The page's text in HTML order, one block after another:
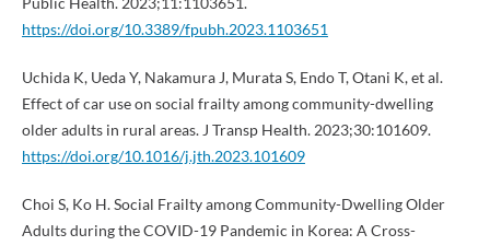
https://doi.org/10.3389/fpubh.2023.1103651
Uchida K, Ueda Y, Nakamura J, Murata S, Endo T, Otani K, et al.
Effect of car use on social frailty among community-dwelling
older adults in rural areas. J Transp Health. 2023;30:101609.
https://doi.org/10.1016/j.jth.2023.101609
Choi S, Ko H. Social Frailty among Community-Dwelling Older
Adults during the COVID-19 Pandemic in Korea: A Cross-